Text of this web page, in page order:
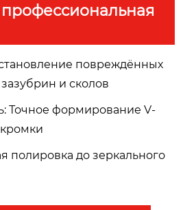
повреждённых
и сколов
Точное формирование V-
полировка до зеркального